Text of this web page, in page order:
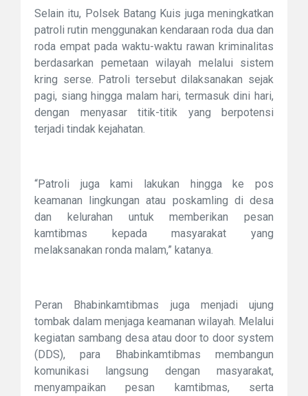
Selain itu, Polsek Batang Kuis juga meningkatkan
patroli rutin menggunakan kendaraan roda dua dan
roda empat pada waktu-waktu rawan kriminalitas
berdasarkan pemetaan wilayah melalui sistem
kring serse. Patroli tersebut dilaksanakan sejak
pagi, siang hingga malam hari, termasuk dini hari,
dengan menyasar titik-titik yang berpotensi
terjadi tindak kejahatan.
“Patroli juga kami lakukan hingga ke pos
keamanan lingkungan atau poskamling di desa
dan kelurahan untuk memberikan pesan
kamtibmas kepada masyarakat yang
melaksanakan ronda malam,” katanya.
Peran Bhabinkamtibmas juga menjadi ujung
tombak dalam menjaga keamanan wilayah. Melalui
kegiatan sambang desa atau door to door system
(DDS), para Bhabinkamtibmas membangun
komunikasi langsung dengan masyarakat,
menyampaikan pesan kamtibmas, serta